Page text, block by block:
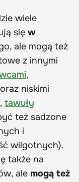
wiele
się w
ale mogą też
z innymi
,
oraz niskimi
, tawuły
też sadzone
i
wilgotnych).
także na
ale mogą też